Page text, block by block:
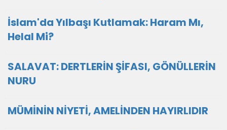
İslam'da Yılbaşı Kutlamak: Haram Mı,
Helal Mi?
SALAVAT: DERTLERİN ŞİFASI, GÖNÜLLERİN
NURU
MÜMİNİN NİYETİ, AMELİNDEN HAYIRLIDIR